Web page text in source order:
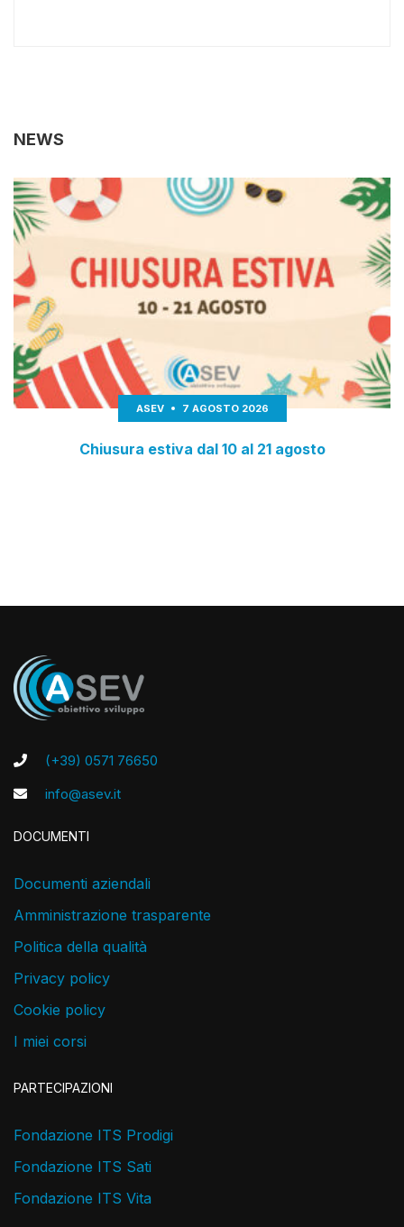
NEWS
ASEV 7 AGOSTO 2026
Chiusura estiva dal 10 al 21 agosto
(+39) 0571 76650
info@asev.it
DOCUMENTI
Documenti aziendali
Amministrazione trasparente
Politica della qualità
Privacy policy
Cookie policy
I miei corsi
PARTECIPAZIONI
Fondazione ITS Prodigi
Fondazione ITS Sati
Fondazione ITS Vita